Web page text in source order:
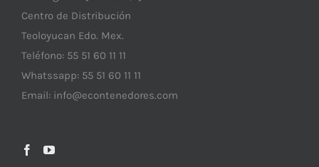
Centro de Distribución
Teoloyucan Edo. Mex.
Teléfono: 55 51 60 11 11
Whatssapp: 55 51 60 11 11
Email: info@econtenedores.com